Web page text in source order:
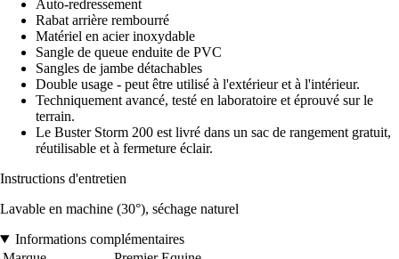
Auto-redressement
Rabat arrière rembourré
Matériel en acier inoxydable
Sangle de queue enduite de PVC
Sangles de jambe détachables
Double usage - peut être utilisé à l'extérieur et à l'intérieur.
Techniquement avancé, testé en laboratoire et éprouvé sur le
terrain.
Le Buster Storm 200 est livré dans un sac de rangement gratuit,
réutilisable et à fermeture éclair.
Instructions d'entretien
Lavable en machine (30°), séchage naturel
Informations complémentaires